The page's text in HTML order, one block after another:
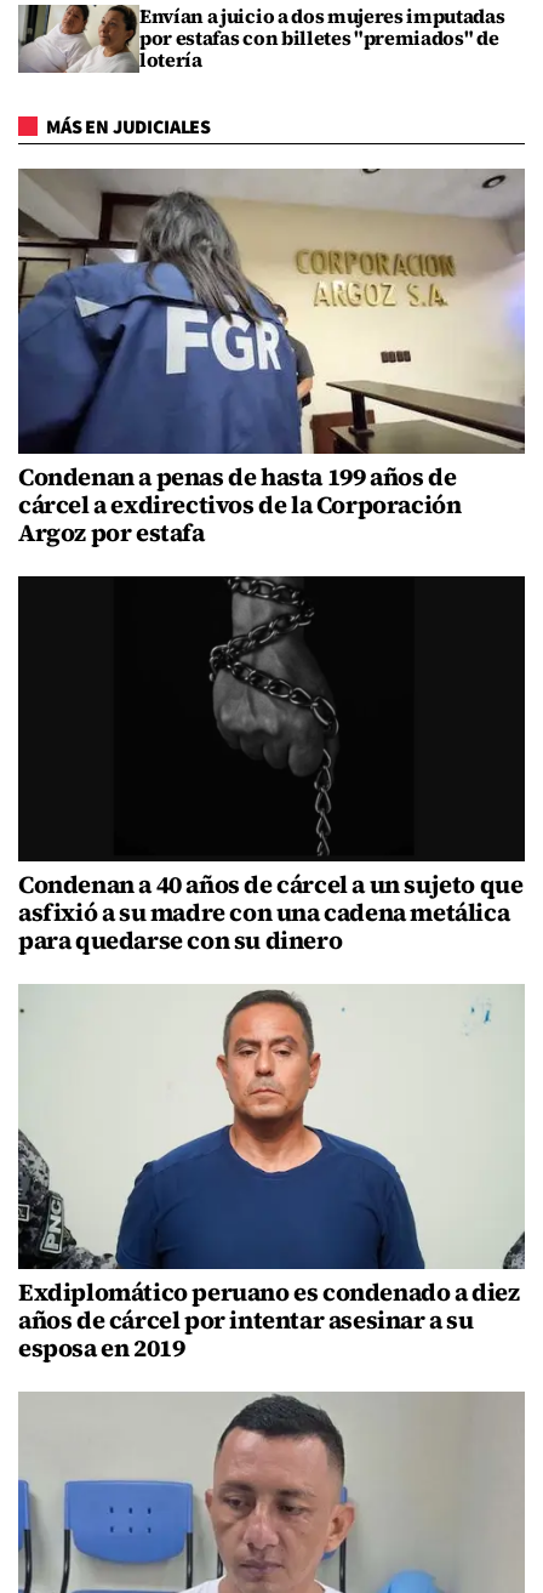
Envían a juicio a dos mujeres imputadas
por estafas con billetes "premiados" de
lotería
MÁS EN JUDICIALES
Condenan a penas de hasta 199 años de
cárcel a exdirectivos de la Corporación
Argoz por estafa
Condenan a 40 años de cárcel a un sujeto que
asfixió a su madre con una cadena metálica
para quedarse con su dinero
Exdiplomático peruano es condenado a diez
años de cárcel por intentar asesinar a su
esposa en 2019